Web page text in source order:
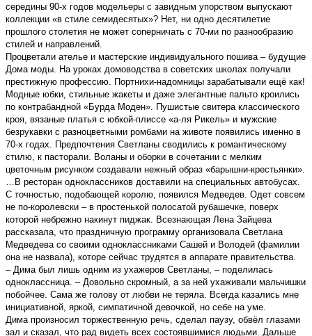
середины 90-х годов модельеры с завидным упорством выпускают
коллекции «в стиле семидесятых»? Нет, ни одно десятилетие
прошлого столетия не может соперничать с 70-ми по разнообразию
стилей и направлений.
Процветали ателье и мастерские индивидуального пошива – будущие
Дома моды. На уроках домоводства в советских школах получали
престижную профессию. Портнихи-надомницы зарабатывали ещё как!
Модные юбки, стильные жакеты и даже элегантные пальто кроились
по контрабандной «Бурда Моден». Пушистые свитера классического
кроя, вязаные платья с юбкой-плиссе «а-ля Рикель» и мужские
безрукавки с разноцветными ромбами на животе появились именно в
70-х годах. Предпочтения Светланы сводились к романтическому
стилю, к пасторали. Воланы и оборки в сочетании с мелким
цветочным рисунком создавали нежный образ «барышни-крестьянки».
…В ресторан одноклассников доставили на специальных автобусах.
С точностью, подобающей королю, появился Медведев. Одет совсем
не по-королевски – в простенькой полосатой рубашечке, поверх
которой небрежно накинут пиджак. Всезнающая Лена Зайцева
рассказала, что праздничную программу организовала Светлана
Медведева со своими одноклассниками Сашей и Володей (фамилии
она не назвала), которе сейчас трудятся в аппарате правительства.
– Дима был лишь одним из ухажеров Светланы, – поделилась
одноклассница. – Довольно скромный, а за ней ухаживали мальчишки
побойчее. Сама же голову от любви не теряла. Всегда казались мне
инициативной, яркой, симпатичной девочкой, но себе на уме.
Дима произносил торжественную речь, сделал паузу, обвёл глазами
зал и сказал, что рад видеть всех состоявшимися людьми. Дальше